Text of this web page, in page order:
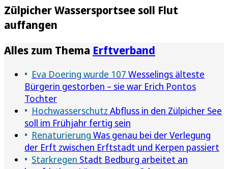
Zülpicher Wassersportsee soll Flut
auffangen
Alles zum Thema Erftverband
Eva Doering wurde 107 Wesselings älteste
Bürgerin gestorben – sie war Erich Pontos
Tochter
Hochwasserschutz Abfluss in den Zülpicher See
soll im Frühjahr fertig sein
Renaturierung Was genau bei der Verlegung
der Erft zwischen Erftstadt und Kerpen passiert
Starkregen Stadt Bedburg arbeitet an